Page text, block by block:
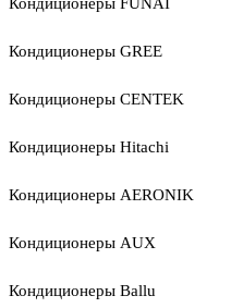
Кондиционеры GREE
Кондиционеры CENTEK
Кондиционеры Hitachi
Кондиционеры AERONIK
Кондиционеры AUX
Кондиционеры Ballu